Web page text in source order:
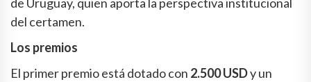
del certamen.
Los premios
El primer premio está dotado con 2.500 USDy un